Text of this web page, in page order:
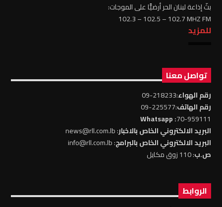
بثّ إذاعة لبنان الحر أرضيًّا على الموجات:
102.3 – 102.5 – 102.7 MHZ FM
للمزيد
تواصل معنا
رقم الهواء:218233-09
رقم الهاتف:225577-09
70-959111
: Whatsapp
البريد الالكتروني الخاص بالاخبار: news@rll.com.lb
البريد الالكتروني الخاص بالبرامج: info@rll.com.lb
ص.ب: 110 زوق مكايل
الروابط